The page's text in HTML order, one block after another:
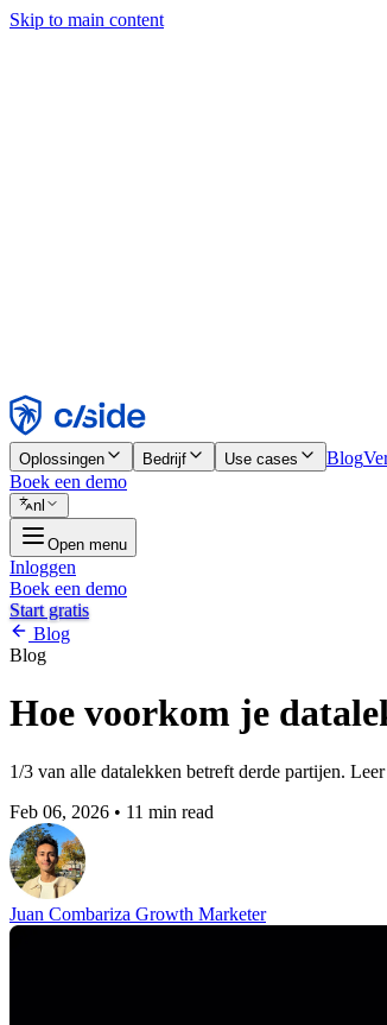
Skip to main content
Weigeren
Oplossingen Bedrijf Use cases Blog
Boek een demo
nl
Open menu
Inloggen
Boek een demo
Start gratis
Blog
Blog
Hoe voorkom je
1/3 van alle datalekken betreft derde partijen.
Feb 06, 2026 • 11 min read
Juan Combariza Growth Marketer